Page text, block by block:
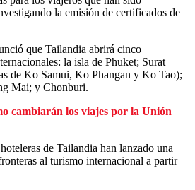
la emisión de certificados de
que Tailandia abrirá cinco
la isla de Phuket; Surat
de Ko Samui, Ko Phangan y Ko Tao);
Mai; y Chonburi.
cambiarán los viajes por la Unión
de Tailandia han lanzado una
al turismo internacional a partir